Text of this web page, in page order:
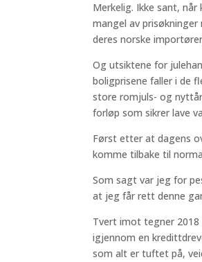
Merkelig. Ikke sant,
mangel av
deres norske
Og utsiktene for
boligprisene faller i de
store romjuls- og
forløp som sikrer lave
Først etter at dagens
komme tilbake til
Som sagt var jeg for
at jeg får rett denne
Tvert imot tegner
igjennom en
som alt er tuftet på,